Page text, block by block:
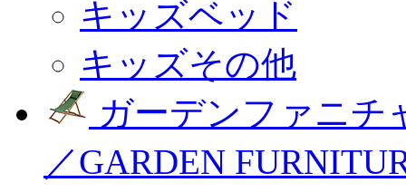
キッズベッド
キッズその他
ガーデンファニチ
／GARDEN